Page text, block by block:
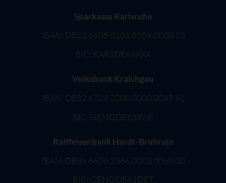
Sparkasse Karlsruhe
IBAN: DE82 6605 0101 0109 0000 18
BIC: KARSDE66XXX
Volksbank Kraichgau
IBAN: DE52 6729 2200 0000 0045 61
BIC: GENODE61WIE
Raiffeisenbank Hardt-Bruhrain
IBAN: DE88 6606 2366 0003 0060 00
BIC: GENODE61DET